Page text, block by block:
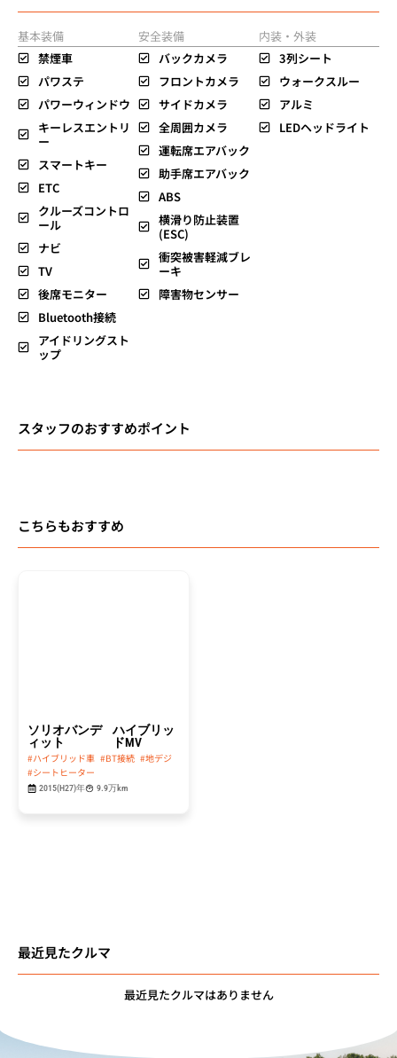
基本装備
禁煙車
パワステ
パワーウィンドウ
キーレスエントリ
ー
スマートキー
ETC
クルーズコントロ
ール
ナビ
TV
後席モニター
Bluetooth接続
アイドリングスト
ップ
安全装備
バックカメラ
フロントカメラ
サイドカメラ
全周囲カメラ
運転席エアバック
助手席エアバック
ABS
横滑り防止装置
(ESC)
衝突被害軽減ブレ
ーキ
障害物センサー
内装・外装
3列シート
ウォークスルー
アルミ
LEDヘッドライト
スタッフのおすすめポイント
こちらもおすすめ
ソリオバンデ
ィット
ハイブリッ
ドMV
#ハイブリッド車 #BT接続 #地デジ
#シートヒーター
2015(H27)年 9.9万km
最近見たクルマ
最近見たクルマはありません